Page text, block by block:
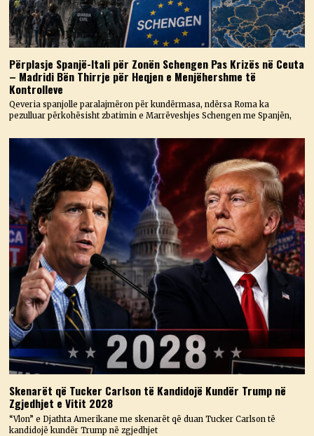
Përplasje Spanjë-Itali për Zonën Schengen Pas Krizës në Ceuta
– Madridi Bën Thirrje për Heqjen e Menjëhershme të
Kontrolleve
Qeveria spanjolle paralajmëron për kundërmasa, ndërsa Roma ka
pezulluar përkohësisht zbatimin e Marrëveshjes Schengen me Spanjën,
Skenarët që Tucker Carlson të Kandidojë Kundër Trump në
Zgjedhjet e Vitit 2028
“Vlon” e Djathta Amerikane me skenarët që duan Tucker Carlson të
kandidojë kundër Trump në zgjedhjet